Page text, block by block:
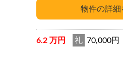
6.2 万円 礼 70,000円